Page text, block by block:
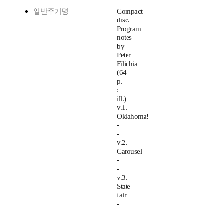
일반주기명
Compact
disc.
Program
notes
by
Peter
Filichia
(64
p.
:
ill.)
v.1.
Oklahoma!
-
-
v.2.
Carousel
-
-
v.3.
State
fair
-